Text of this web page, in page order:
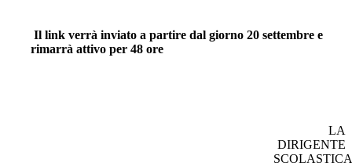
Il link verrà inviato a partire dal giorno 20 settembre e
rimarrà attivo per 48 ore
LA
DIRIGENTE